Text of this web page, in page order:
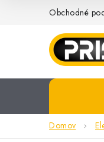
Obchodné
Domov